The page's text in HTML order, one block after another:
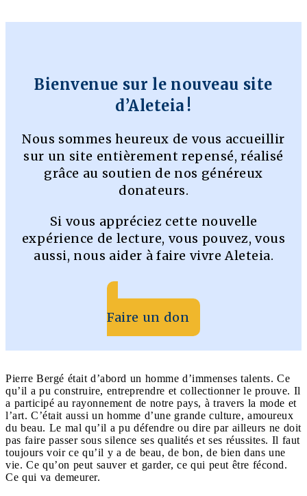
Bienvenue sur le nouveau site
d’Aleteia !
Nous sommes heureux de vous accueillir
sur un site entièrement repensé, réalisé
grâce au soutien de nos généreux
donateurs.
Si vous appréciez cette nouvelle
expérience de lecture, vous pouvez, vous
aussi, nous aider à faire vivre Aleteia.
Faire un don
Pierre Bergé était d’abord un homme d’immenses talents. Ce
qu’il a pu construire, entreprendre et collectionner le prouve. Il
a participé au rayonnement de notre pays, à travers la mode et
l’art. C’était aussi un homme d’une grande culture, amoureux
du beau. Le mal qu’il a pu défendre ou dire par ailleurs ne doit
pas faire passer sous silence ses qualités et ses réussites. Il faut
toujours voir ce qu’il y a de beau, de bon, de bien dans une
vie. Ce qu’on peut sauver et garder, ce qui peut être fécond.
Ce qui va demeurer.